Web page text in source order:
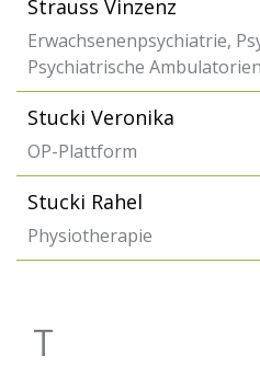
Strauss Vinzenz
Erwachsenenpsychiatrie,
Psychiatrische Ambulatorien
Stucki Veronika
OP-Plattform
Stucki Rahel
Physiotherapie
T